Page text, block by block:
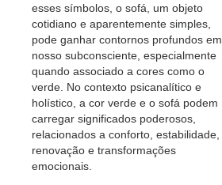
esses símbolos, o sofá, um objeto
cotidiano e aparentemente simples,
pode ganhar contornos profundos em
nosso subconsciente, especialmente
quando associado a cores como o
verde. No contexto psicanalítico e
holístico, a cor verde e o sofá podem
carregar significados poderosos,
relacionados a conforto, estabilidade,
renovação e transformações
emocionais.